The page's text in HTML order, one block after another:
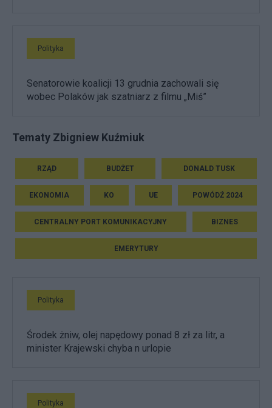
Polityka
Senatorowie koalicji 13 grudnia zachowali się
wobec Polaków jak szatniarz z filmu „Miś”
Tematy Zbigniew Kuźmiuk
RZĄD BUDŻET DONALD TUSK
EKONOMIA KO UE POWÓDŹ 2024
CENTRALNY PORT KOMUNIKACYJNY BIZNES
EMERYTURY
Polityka
Środek żniw, olej napędowy ponad 8 zł za litr, a
minister Krajewski chyba n urlopie
Polityka